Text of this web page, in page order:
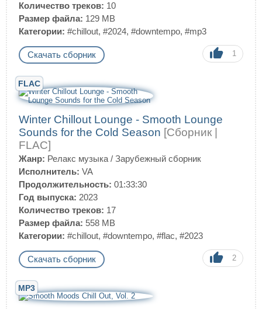
Количество треков: 10
Размер файла: 129 MB
Категории: #chillout, #2024, #downtempo, #mp3
Скачать сборник 1
FLAC
Winter Chillout Lounge - Smooth Lounge
Sounds for the Cold Season [Сборник |
FLAC]
Жанр: Релакс музыка / Зарубежный сборник
Исполнитель: VA
Продолжительность: 01:33:30
Год выпуска: 2023
Количество треков: 17
Размер файла: 558 MB
Категории: #chillout, #downtempo, #flac, #2023
Скачать сборник 2
MP3